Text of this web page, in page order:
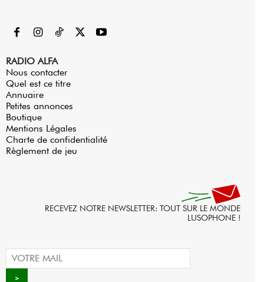
RADIO ALFA
Nous contacter
Quel est ce titre
Annuaire
Petites annonces
Boutique
Mentions Légales
Charte de confidentialité
Règlement de jeu
RECEVEZ NOTRE NEWSLETTER: TOUT SUR LE MONDE
LUSOPHONE !